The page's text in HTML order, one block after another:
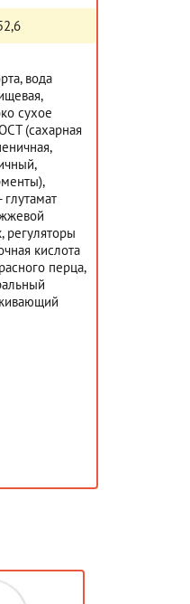
вода
сухое
(сахарная
глутамат
регуляторы
кислота
перца,